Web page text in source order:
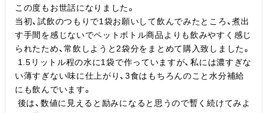
この度もお世話になりました。
当初、試飲のつもりで1袋お願いして飲んでみたところ、煮出
す手間を感じないでペットボトル商品よりも飲みやすく感じ
られたため、常飲しようと2袋分をまとめて購入致しました。
い薄すぎない味に仕上がり、3食はもちろんのこと水分補給
にも飲んでいます。